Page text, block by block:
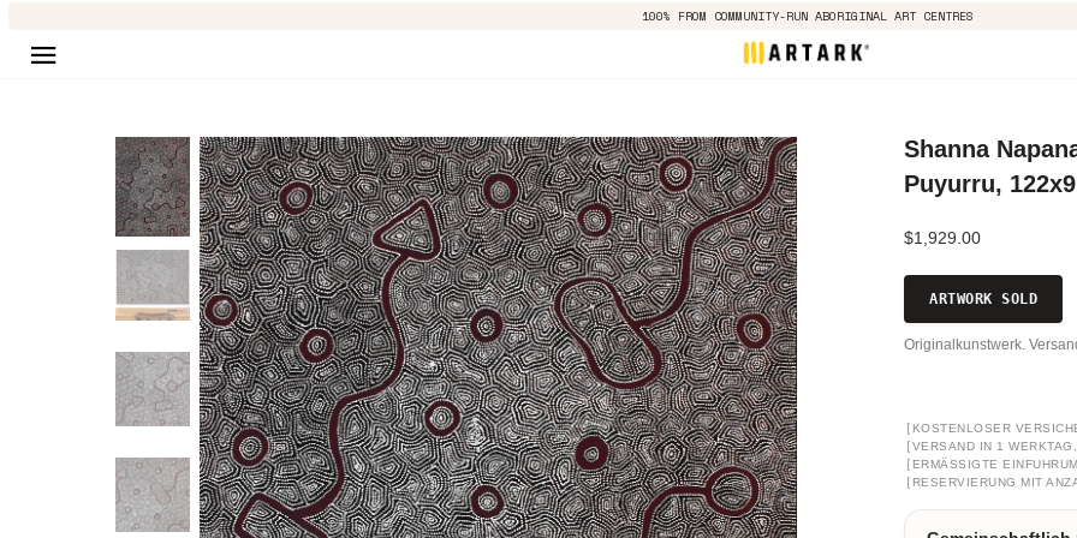
100% FROM COMMUNITY-RUN ABORIGINAL ART CENTRES
Shanna
Puyurru,
$1,929.00
ARTWORK SOLD
Originalkunstwerk.
[ KOSTENLOSER
[VERSAND IN 1
[ ERMÄSSIGTE
[ RESERVIERUNG MIT